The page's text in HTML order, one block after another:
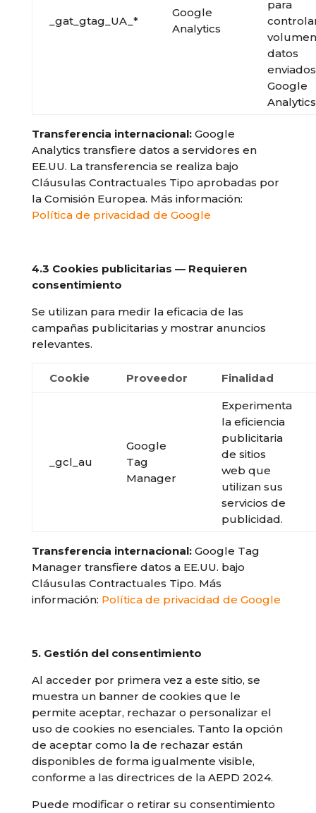
_gat_gtag_UA_*
Google
Analytics
para
datos
Google
Transferencia internacional:Google
Analytics transfiere datos a servidores en
EE.UU. La transferencia se realiza bajo
Cláusulas Contractuales Tipo aprobadas por
la Comisión Europea. Más información:
Política de privacidad de Google
4.3 Cookies publicitarias — Requieren
consentimiento
Se utilizan para medir la eficacia de las
campañas publicitarias y mostrar anuncios
relevantes.
Cookie Proveedor Finalidad
_gcl_au
Google
Tag
Manager
Experimenta
la eficiencia
publicitaria
de sitios
web que
utilizan sus
servicios de
publicidad.
Transferencia internacional:Google Tag
Manager transfiere datos a EE.UU. bajo
Cláusulas Contractuales Tipo. Más
información: Política de privacidad de Google
5. Gestión del consentimiento
Al acceder por primera vez a este sitio, se
muestra un banner de cookies que le
permite aceptar, rechazar o personalizar el
uso de cookies no esenciales. Tanto la opción
de aceptar como la de rechazar están
disponibles de forma igualmente visible,
conforme a las directrices de la AEPD 2024.
Puede modificar o retirar su consentimiento